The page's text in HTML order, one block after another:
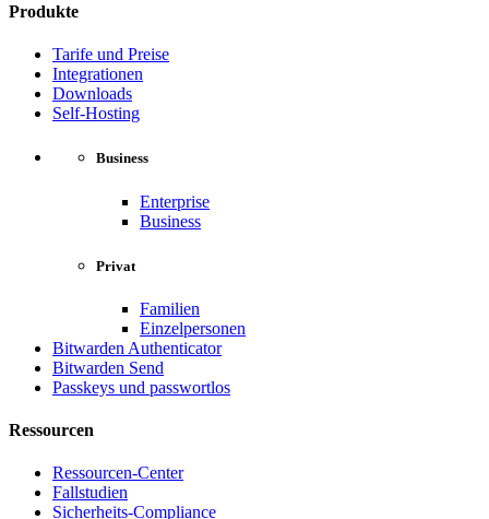
Produkte
Tarife und Preise
Integrationen
Downloads
Self-Hosting
Business
Enterprise
Business
Privat
Familien
Einzelpersonen
Bitwarden Authenticator
Bitwarden Send
Passkeys und passwortlos
Ressourcen
Ressourcen-Center
Fallstudien
Sicherheits-Compliance